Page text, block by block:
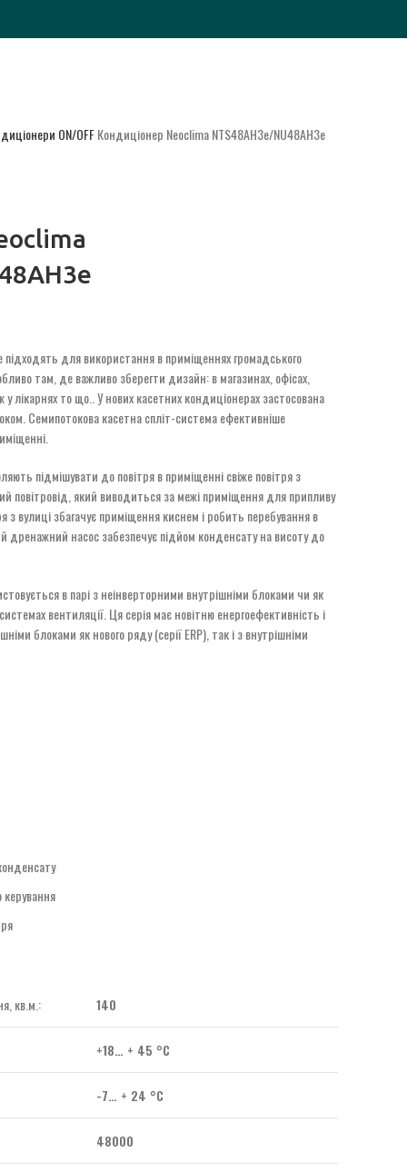
ON/OFFКондиціонер Neoclima NTS48AH3e/NU48AH3e
для використання в приміщеннях громадського
там, де важливо зберегти дизайн: в магазинах, офісах,
лікарнях то що.. У нових касетних кондиціонерах застосована
Семипотокова касетна спліт-система ефективніше
підмішувати до повітря в приміщенні свіже повітря з
повітровід, який виводиться за межі приміщення для припливу
з вулиці збагачує приміщення киснем і робить перебування в
насос забезпечує підйом конденсату на висоту до
в парі з неінверторними внутрішніми блоками чи як
вентиляції. Ця серія має новітню енергоефективність і
блоками як нового ряду (серії ERP), так і з внутрішніми
кв.м.: 140
+18… + 45 °C
-7… + 24 °C
48000